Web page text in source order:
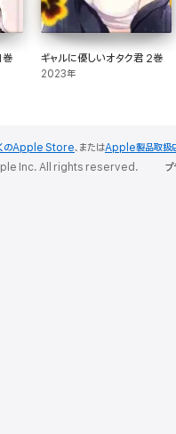
巻 ギャルに優しいオタク君 2巻
2023年
のApple Store、またはApple製品取扱
Inc. All rights reserved. プ